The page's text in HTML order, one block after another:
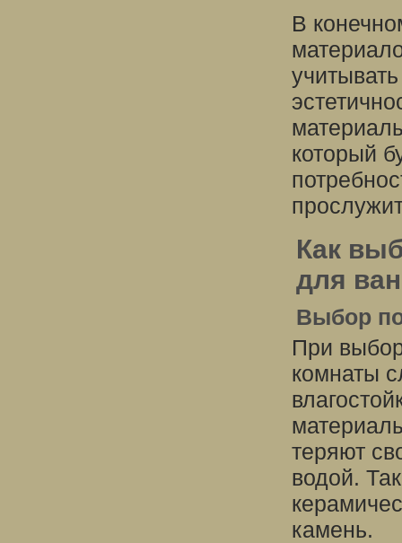
В
который
Как
для
Выбор
При
комнаты
теряют
водой.
камень.